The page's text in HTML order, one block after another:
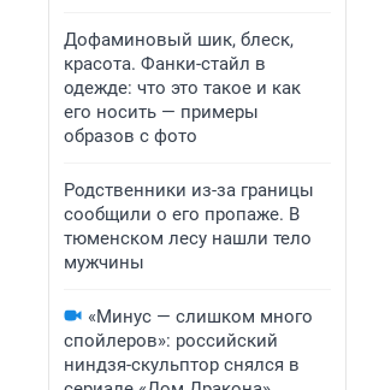
Дофаминовый шик, блеск,
красота. Фанки-стайл в
одежде: что это такое и как
его носить — примеры
образов с фото
Родственники из-за границы
сообщили о его пропаже. В
тюменском лесу нашли тело
мужчины
«Минус — слишком много
спойлеров»: российский
ниндзя-скульптор снялся в